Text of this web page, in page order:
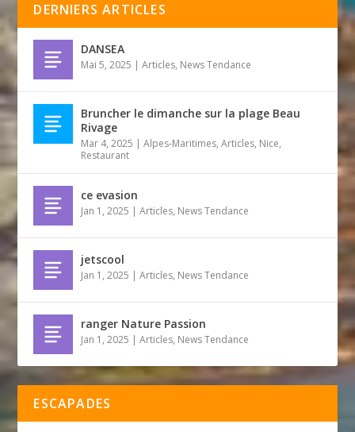
DERNIERS ARTICLES
DANSEA
Mai 5, 2025 |Articles, News Tendance
Bruncher le dimanche sur la plage Beau
Rivage
Mar 4, 2025 |Alpes-Maritimes,Articles, Nice,
Restaurant
ce evasion
Jan 1, 2025 |Articles, News Tendance
jetscool
Jan 1, 2025 |Articles, News Tendance
ranger Nature Passion
Jan 1, 2025 |Articles, News Tendance
ESCAPADES